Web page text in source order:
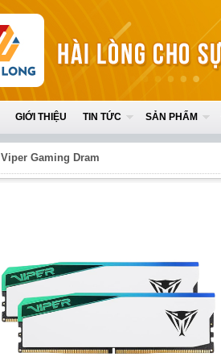
GIỚI THIỆU TIN TỨC SẢN PHẨM
Viper Gaming Dram